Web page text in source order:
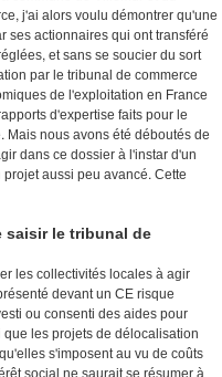
j'ai alors voulu démontrer qu'une
ses actionnaires qui ont transféré
et sans se soucier du sort
par le tribunal de commerce
de l'exploitation en France
d'expertise faits pour le
nous avons été déboutés de
dans ce dossier à l'instar d'un
aussi peu avancé. Cette
le tribunal de
les collectivités locales à agir
devant un CE risque
ou consenti des aides pour
les projets de délocalisation
s'imposent au vu de coûts